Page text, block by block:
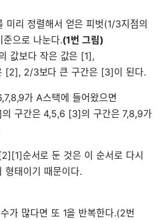
미리 정렬해서 얻은 피벗(1/3지점의
으로 나눈다.(1번 그림)
값보다 작은 값은 [1],
[2], 2/3보다 큰 구간은 [3]이 된다.
가 A스택에 들어왔으면
구간은 4,5,6 [3]의 구간은 7,8,9가
순서로 둔 것은 이 순서로 다시
형태이기 때문이다.
가 많다면 또 1을 반복한다.(2번